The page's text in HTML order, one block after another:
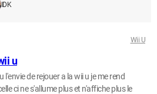
IDK
Wii U
u
de rejouer a la wii u je me rend
ci ne s'allume plus et n'affiche plus le